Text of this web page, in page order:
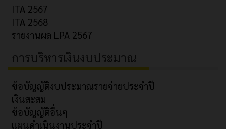
ITA 2567
ITA 2568
รายงานผล LPA 2567
การบริหารเงินงบประมาณ
ข้อบัญญัติงบประมาณรายจ่ายประจำปี
เงินสะสม
ข้อบัญญัติอื่นๆ
แผนดำเนินงานประจำปี